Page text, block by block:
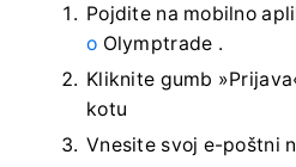
Pojdite na mobilno
o Olymptrade .
Kliknite gumb
kotu
Vnesite svoj e-poštni